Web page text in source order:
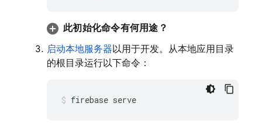
此初始化命令有何用途？
启动本地服务器以用于开发。从本地应用目录
的根目录运行以下命令：
firebase serve